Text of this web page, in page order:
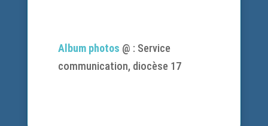
Album photos @ : Service
communication, diocèse 17